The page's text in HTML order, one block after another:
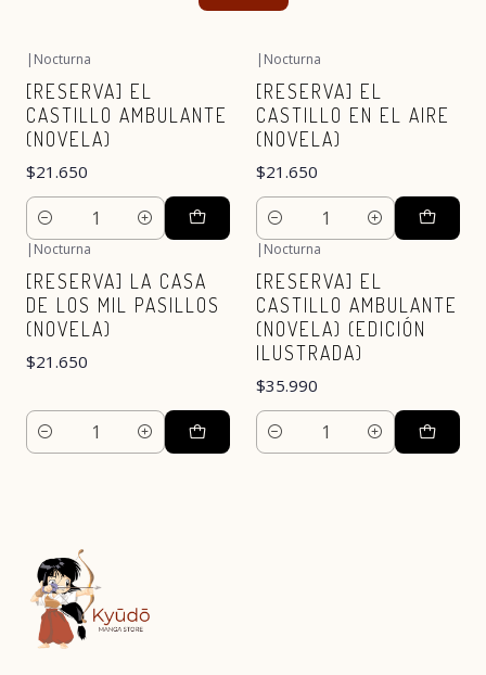
| Nocturna
[RESERVA] EL
CASTILLO AMBULANTE
(NOVELA)
$21.650
Cantidad
| Nocturna
[RESERVA] EL
CASTILLO EN EL AIRE
(NOVELA)
$21.650
Cantidad
| Nocturna
[RESERVA] LA CASA
DE LOS MIL PASILLOS
(NOVELA)
$21.650
Cantidad
| Nocturna
[RESERVA] EL
CASTILLO AMBULANTE
(NOVELA) (EDICIÓN
ILUSTRADA)
$35.990
Cantidad